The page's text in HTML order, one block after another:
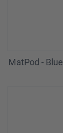
MatPod - Blue